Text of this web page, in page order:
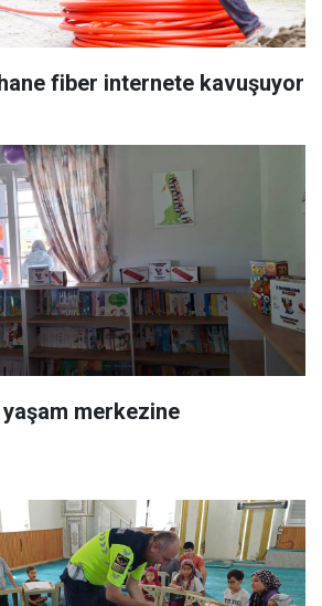
fiber internete kavuşuyor
merkezine